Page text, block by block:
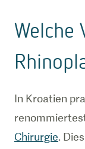
Welche
In Kroatien
Chirurgie.